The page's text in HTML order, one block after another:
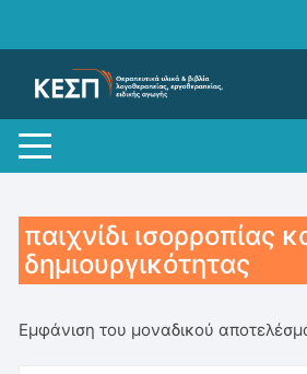
παιχνίδι ισορροπίας
δημιουργικότητας
Εμφάνιση του μοναδικού